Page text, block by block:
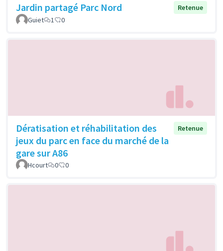
Jardin partagé Parc Nord
Retenue
Guiet
1 0
Dératisation et réhabilitation des
jeux du parc en face du marché de la
gare sur A86
Retenue
Hcourt 0 0